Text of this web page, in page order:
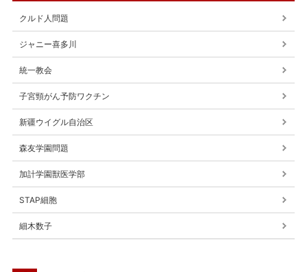
クルド人問題
ジャニー喜多川
統一教会
子宮頸がん予防ワクチン
新疆ウイグル自治区
森友学園問題
加計学園獣医学部
STAP細胞
細木数子